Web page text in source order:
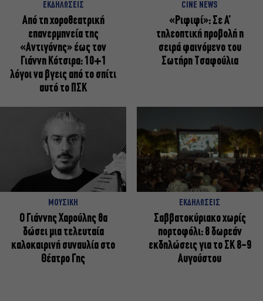
ΕΚΔΗΛΩΣΕΙΣ
Από τη χοροθεατρική
επανερμηνεία της
«Αντιγόνης» έως τον
Γιάννη Κότσιρα: 10+1
λόγοι να βγεις από το σπίτι
αυτό το ΠΣΚ
CINE NEWS
«Ριφιφί»: Σε Α’
τηλεοπτική προβολή η
σειρά φαινόμενο του
Σωτήρη Τσαφούλια
ΜΟΥΣΙΚΗ
Ο Γιάννης Χαρούλης θα
δώσει μια τελευταία
καλοκαιρινή συναυλία στο
Θέατρο Γης
ΕΚΔΗΛΩΣΕΙΣ
Σαββατοκύριακο χωρίς
πορτοφόλι: 8 δωρεάν
εκδηλώσεις για το ΣΚ 8-9
Αυγούστου